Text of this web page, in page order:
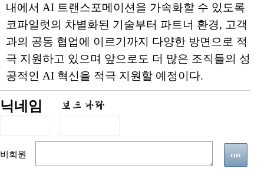
내에서 AI 트랜스포메이션을 가속화할 수 있도록
코파일럿의 차별화된 기술부터 파트너 환경, 고객
과의 공동 협업에 이르기까지 다양한 방면으로 적
극 지원하고 있으며 앞으로도 더 많은 조직들의 성
공적인 AI 혁신을 적극 지원할 예정이다.
닉네임
비회원